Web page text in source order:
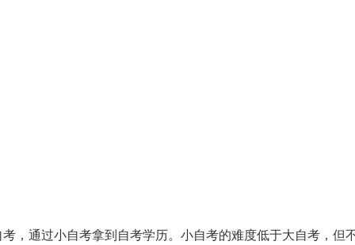
，通过小自考拿到自考学历。小自考的难度低于大自考，但